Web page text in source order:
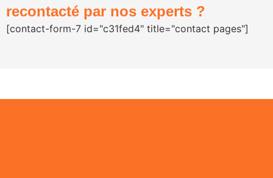
recontacté par nos experts ?
[contact-form-7 id="c31fed4" title="contact pages"]